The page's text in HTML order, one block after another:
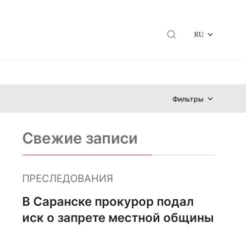
RU
Фильтры
Свежие записи
ПРЕСЛЕДОВАНИЯ
В Саранске прокурор подал
иск о запрете местной общины